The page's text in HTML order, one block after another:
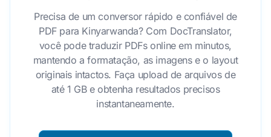
Precisa de um conversor rápido e confiável de
PDF para Kinyarwanda? Com DocTranslator,
você pode traduzir PDFs online em minutos,
mantendo a formatação, as imagens e o layout
originais intactos. Faça upload de arquivos de
até 1 GB e obtenha resultados precisos
instantaneamente.